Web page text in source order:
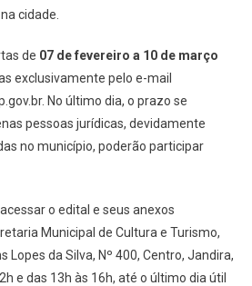
De
2025
cidade.
de 07 de fevereiro a 10 de março
exclusivamente pelo e-mail
No último dia, o prazo se
pessoas jurídicas, devidamente
no município, poderão participar
o edital e seus anexos
Municipal de Cultura e Turismo,
Lopes da Silva, Nº 400, Centro, Jandira,
e das 13h às 16h, até o último dia útil